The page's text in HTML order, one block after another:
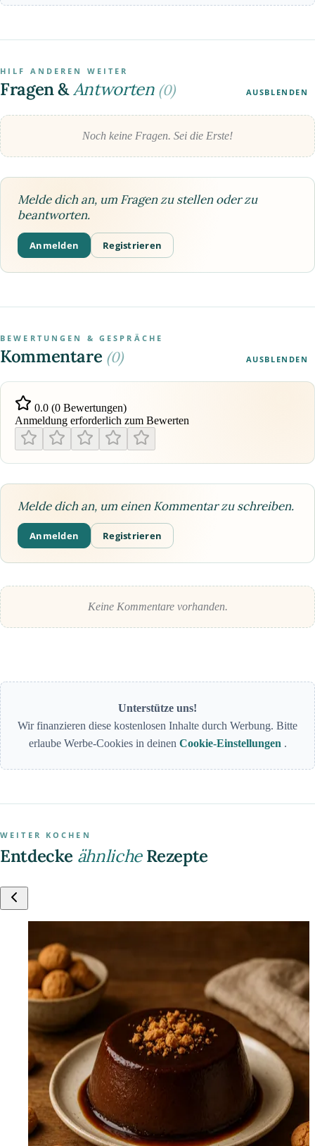
HILF ANDEREN WEITER
Fragen &Antworten (0) AUSBLENDEN
Noch keine Fragen. Sei die Erste!
Melde dich an, um Fragen zu stellen oder zu
beantworten.
Anmelden Registrieren
BEWERTUNGEN & GESPRÄCHE
Kommentare (0) AUSBLENDEN
0.0 (0 Bewertungen)
Anmeldung erforderlich zum Bewerten
Melde dich an, um einen Kommentar zu schreiben.
Anmelden Registrieren
Keine Kommentare vorhanden.
Unterstütze uns!
Wir finanzieren diese kostenlosen Inhalte durch Werbung. Bitte
erlaube Werbe-Cookies in deinen Cookie-Einstellungen .
WEITER KOCHEN
Entdecke ähnlicheRezepte